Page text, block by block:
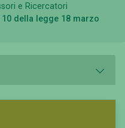
e Ricercatori
della legge 18 marzo